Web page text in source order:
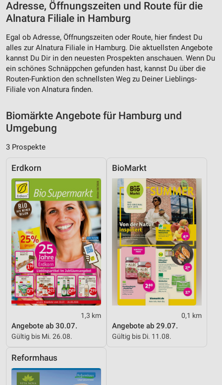
Adresse, Öffnungszeiten und Route für die
Alnatura Filiale in Hamburg
Egal ob Adresse, Öffnungszeiten oder Route, hier findest Du
alles zur Alnatura Filiale in Hamburg. Die aktuellsten Angebote
kannst Du Dir in den neuesten Prospekten anschauen. Wenn Du
ein schönes Schnäppchen gefunden hast, kannst Du über die
Routen-Funktion den schnellsten Weg zu Deiner Lieblings-
Filiale von Alnatura finden.
Biomärkte Angebote für Hamburg und
Umgebung
3 Prospekte
Erdkorn
1,3 km
Angebote ab 30.07.
Gültig bis Mi. 26.08.
BioMarkt
0,1 km
Angebote ab 29.07.
Gültig bis Di. 11.08.
Reformhaus
Verwendung von Profilen zur Auswahl
personalisierter Inhalte
Messung der Werbeleistung
Messung der Performance von Inhalten
Analyse von Zielgruppen durch Statistiken oder
Kombinationen von Daten aus verschiedenen
Entwicklung und Verbesserung der Angebote
Inhalten
Verwendung genauer Standortdaten
Geräte anhand von aktiv angeforderten
Informationen identifizieren
Nicht-IAB-Verarbeitungszwecke:
Notwendig
Performance
Funktional
Werbung